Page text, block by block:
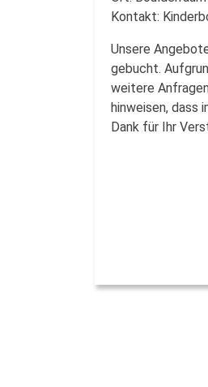
Kontakt:
Unsere
gebucht.
weitere
hinweisen, dass
Dank für Ihr